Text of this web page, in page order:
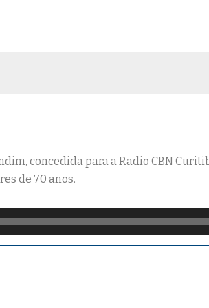
concedida para a Radio CBN
de 70 anos.